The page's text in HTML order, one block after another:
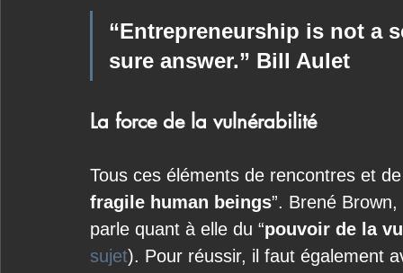
“Entrepreneurship is not a
sure answer.” Bill Aulet
La force de la vulnérabilité
Tous ces éléments de rencontres et
fragile human beings”. Brené
parle quant à elle du “pouvoir de la
sujet). Pour réussir, il faut également